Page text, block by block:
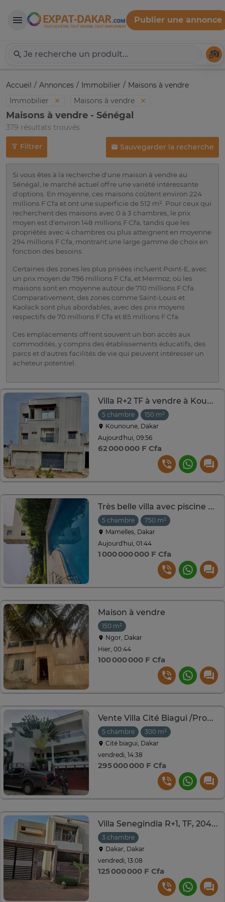
Expat-Dakar
Publier une annonce
Accueil Annonces Immobilier
Maisons à vendre
Immobilier
Maisons à vendre
Maisons à vendre - Sénégal
379 résultats trouvés
Filtrer Sauvegarder la recherche
Si vous êtes à la recherche d'une maison à vendre au
Sénégal, le marché actuel offre une variété intéressante
d'options. En moyenne, ces maisons coûtent environ 224
millions F Cfa et ont une superficie de 512 m². Pour ceux qui
recherchent des maisons avec 0 à 3 chambres, le prix
moyen est d'environ 148 millions F Cfa, tandis que les
propriétés avec 4 chambres ou plus atteignent en moyenne
294 millions F Cfa, montrant une large gamme de choix en
fonction des besoins.
Certaines des zones les plus prisées incluent Point-E, avec
un prix moyen de 796 millions F Cfa, et Mermoz, où les
maisons sont en moyenne autour de 710 millions F Cfa.
Comparativement, des zones comme Saint-Louis et
Kaolack sont plus abordables, avec des prix moyens
respectifs de 70 millions F Cfa et 85 millions F Cfa.
Ces emplacements offrent souvent un bon accès aux
commodités, y compris des établissements éducatifs, des
parcs et d'autres facilités de vie qui peuvent intéresser un
acheteur potentiel.
Villa R+2 TF à vendre à Kounoune dans une cité fermée
5 chambre
150 m²
Kounoune, Dakar
Aujourd'hui, 09:56
62 000 000 F Cfa
Très belle villa avec piscine et jardin
5 chambre
750 m²
Mamelles, Dakar
Aujourd'hui, 01:44
1 000 000 000 F Cfa
Maison à vendre
150 m²
Ngor, Dakar
Hier, 00:44
100 000 000 F Cfa
Vente Villa Cité Biagui /Produit atypique à gros potentiel.
5 chambre
300 m²
Cité biagui, Dakar
vendredi, 14:38
295 000 000 F Cfa
Villa Senegindia R+1, TF, 204m2
3 chambre
Dakar, Dakar
vendredi, 13:08
125 000 000 F Cfa